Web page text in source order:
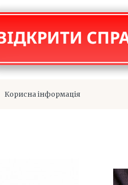
Корисна інформація